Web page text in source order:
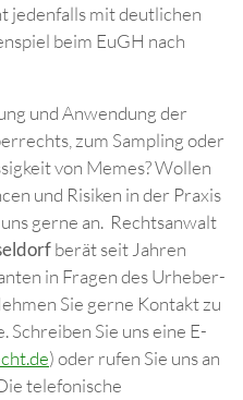
jedenfalls mit deutlichen
beim EuGH nach
und Anwendung der
zum Sampling oder
von Memes? Wollen
und Risiken in der Praxis
gerne an. Rechtsanwalt
berät seit Jahren
in Fragen des Urheber-
Sie gerne Kontakt zu
Schreiben Sie uns eine E-
) oder rufen Sie uns an
telefonische